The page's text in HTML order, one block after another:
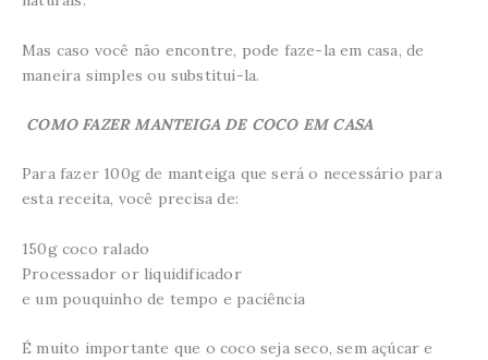
Mas caso você não encontre, pode faze-la em casa, de
maneira simples ou substitui-la.
COMO FAZER MANTEIGA DE COCO EM CASA
Para fazer 100g de manteiga que será o necessário para
esta receita, você precisa de:
150g coco ralado
Processador or liquidificador
e um pouquinho de tempo e paciência
É muito importante que o coco seja seco, sem açúcar e